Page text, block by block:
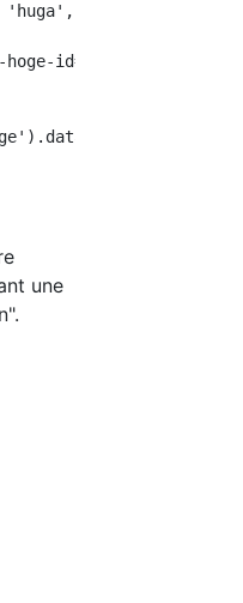
'hogehoge' =>
id="<%=
id');
une